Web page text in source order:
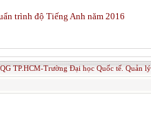
trình độ Tiếng Anh năm 2016
TP.HCM-Trường Đại học Quốc tế. Quản